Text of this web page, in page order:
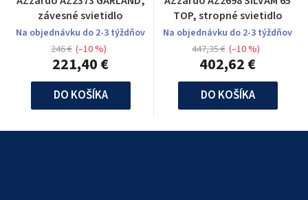
závesné svietidlo
Na objednávku do 2-3 týždňov
221,40 €
246 € (–10 %)
DO KOŠÍKA
TOP, stropné svietidlo
Na objednávku do 2-3 týždňov
402,62 €
447,35 € (–10 %)
DO KOŠÍKA